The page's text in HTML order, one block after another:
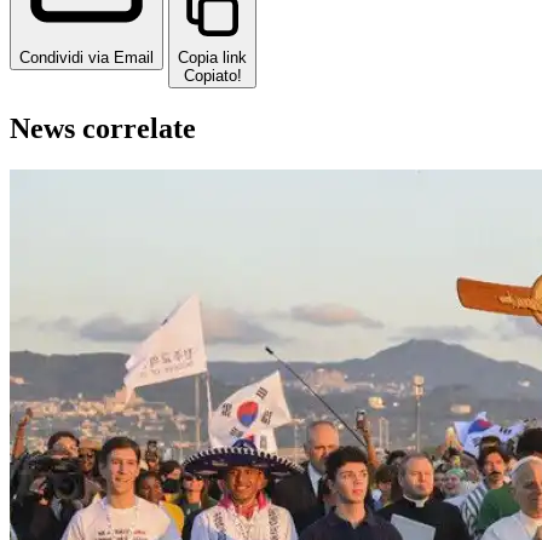
Condividi via Email
Copia link
Copiato!
News correlate